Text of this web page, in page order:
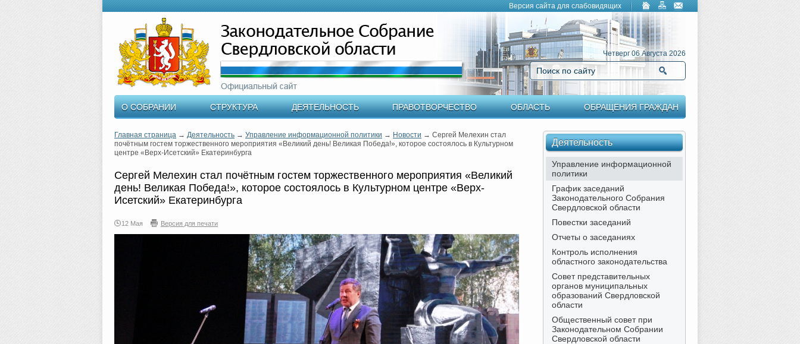
Версия сайта для слабовидящих
Четверг 06 Августа 2026
Поиск по сайту
О СОБРАНИИ СТРУКТУРА ДЕЯТЕЛЬНОСТЬ ПРАВОТВОРЧЕСТВО ОБЛАСТЬ ОБРАЩЕНИЯ ГРАЖДАН
Главная страница → Деятельность → Управление информационной политики → Новости → Сергей Мелехин стал
почётным гостем торжественного мероприятия «Великий день! Великая Победа!», которое состоялось в Культурном
центре «Верх-Исетский» Екатеринбурга
Сергей Мелехин стал почётным гостем торжественного мероприятия «Великий
день! Великая Победа!», которое состоялось в Культурном центре «Верх-
Исетский» Екатеринбурга
12 Мая Версия для печати
Деятельность
Управление информационной
политики
График заседаний
Законодательного Собрания
Свердловской области
Повестки заседаний
Отчеты о заседаниях
Контроль исполнения
областного законодательства
Совет представительных
органов муниципальных
образований Свердловской
области
Общественный совет при
Законодательном Собрании
Свердловской области